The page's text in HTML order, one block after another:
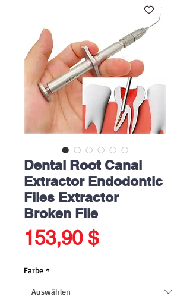
Dental Root Canal
Extractor Endodontic
Files Extractor
Broken File
153,90 $Preis
Farbe *